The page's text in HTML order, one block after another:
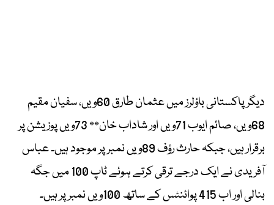
دیگر پاکستانی باؤلرز میں عثمان طارق 60ویں، سفیان مقیم
68ویں، صائم ایوب 71ویں اور شاداب خان** 73ویں پوزیشن پر
برقرار ہیں، جبکہ حارث رؤف 89ویں نمبر پر موجود ہیں۔ عباس
آفریدی نے ایک درجے ترقی کرتے ہوئے ٹاپ 100 میں جگہ
بنالی اور اب 415 پوائنٹس کے ساتھ 100ویں نمبر پر ہیں۔